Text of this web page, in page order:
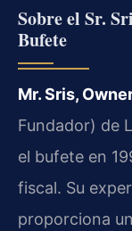
Sobre el Sr.
Bufete
Mr. Sris,
Fundador) de
el bufete en
fiscal. Su
proporciona